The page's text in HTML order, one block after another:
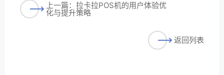
上一篇：拉卡拉POS机的用户体验优
化与提升策略
返回列表